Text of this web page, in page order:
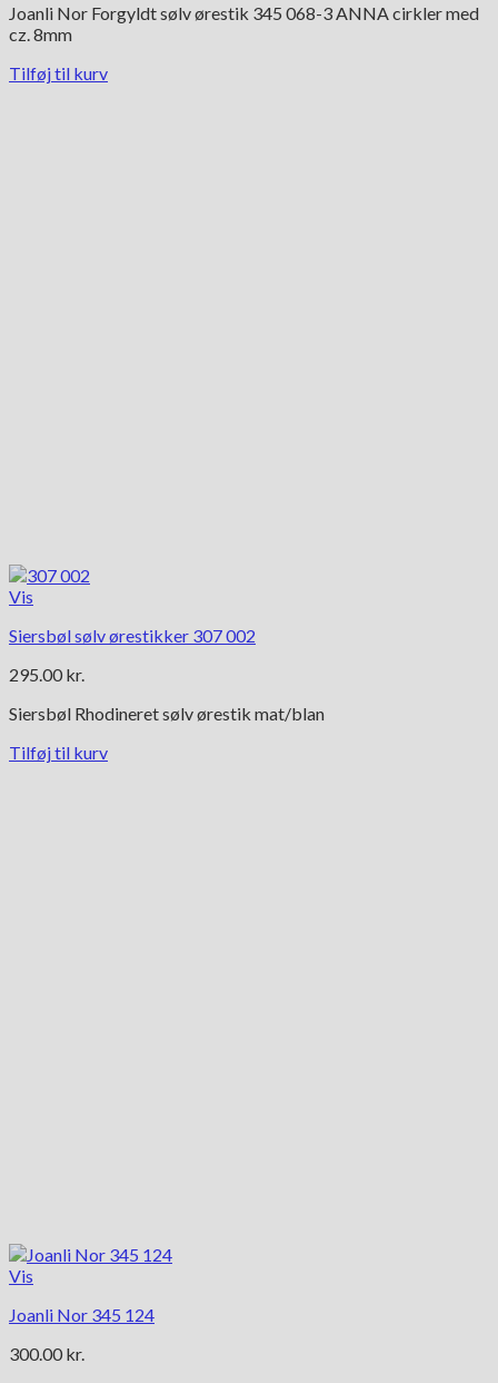
Joanli Nor Forgyldt sølv ørestik 345 068-3 ANNA cirkler med
cz. 8mm
Tilføj til kurv
Vis
Siersbøl sølv ørestikker 307 002
295.00 kr.
Siersbøl Rhodineret sølv ørestik mat/blan
Tilføj til kurv
Vis
Joanli Nor 345 124
300.00 kr.